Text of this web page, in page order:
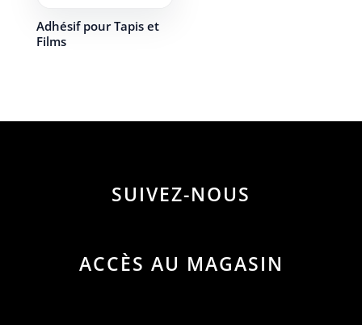
Adhésif pour Tapis et
Films
SUIVEZ-NOUS
ACCÈS AU MAGASIN